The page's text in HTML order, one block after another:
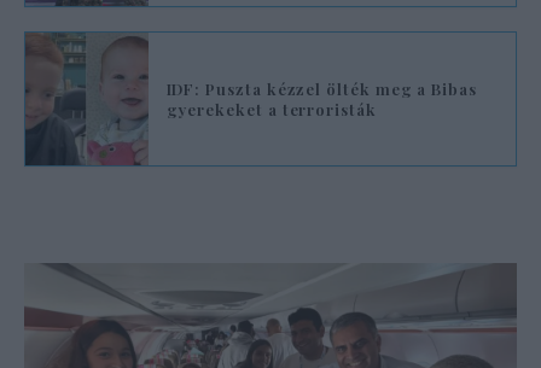
IDF: Puszta kézzel ölték meg a Bibas
gyerekeket a terroristák